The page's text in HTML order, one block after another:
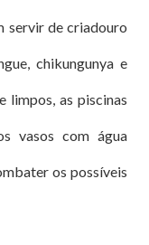
servir de criadouro
chikungunya e
limpos, as piscinas
vasos com água
os possíveis